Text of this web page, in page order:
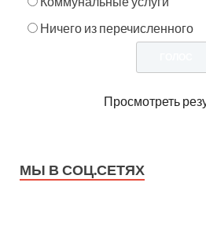
Ничего из перечисленного
Просмотреть
МЫ В СОЦ.СЕТЯХ